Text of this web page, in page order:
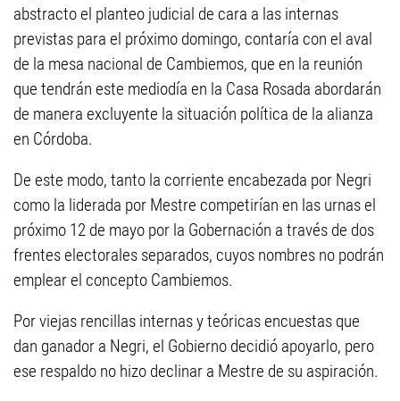
abstracto el planteo judicial de cara a las internas
previstas para el próximo domingo, contaría con el aval
de la mesa nacional de Cambiemos, que en la reunión
que tendrán este mediodía en la Casa Rosada abordarán
de manera excluyente la situación política de la alianza
en Córdoba.
De este modo, tanto la corriente encabezada por Negri
como la liderada por Mestre competirían en las urnas el
próximo 12 de mayo por la Gobernación a través de dos
frentes electorales separados, cuyos nombres no podrán
emplear el concepto Cambiemos.
Por viejas rencillas internas y teóricas encuestas que
dan ganador a Negri, el Gobierno decidió apoyarlo, pero
ese respaldo no hizo declinar a Mestre de su aspiración.